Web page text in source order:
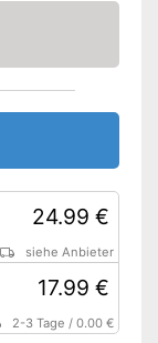
24.99 €
siehe Anbieter
17.99 €
2-3 Tage /0.00 €